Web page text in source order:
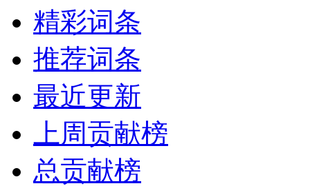
精彩词条
推荐词条
最近更新
上周贡献榜
总贡献榜